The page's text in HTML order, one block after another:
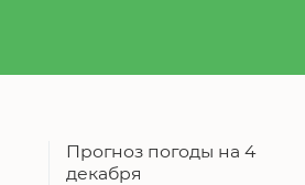
Прогноз погоды на 4
декабря